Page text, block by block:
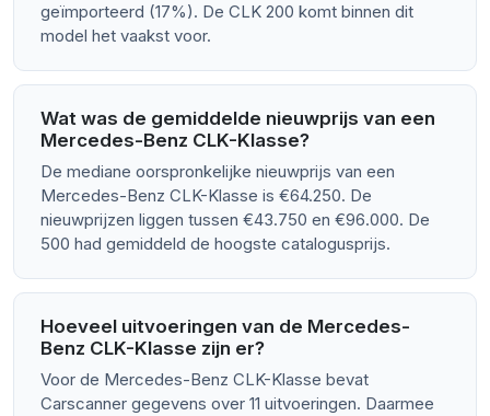
geïmporteerd (17%). De CLK 200 komt binnen dit
model het vaakst voor.
Wat was de gemiddelde nieuwprijs van een
Mercedes-Benz CLK-Klasse?
De mediane oorspronkelijke nieuwprijs van een
Mercedes-Benz CLK-Klasse is €64.250. De
nieuwprijzen liggen tussen €43.750 en €96.000. De
500 had gemiddeld de hoogste catalogusprijs.
Hoeveel uitvoeringen van de Mercedes-
Benz CLK-Klasse zijn er?
Voor de Mercedes-Benz CLK-Klasse bevat
Carscanner gegevens over 11 uitvoeringen. Daarmee